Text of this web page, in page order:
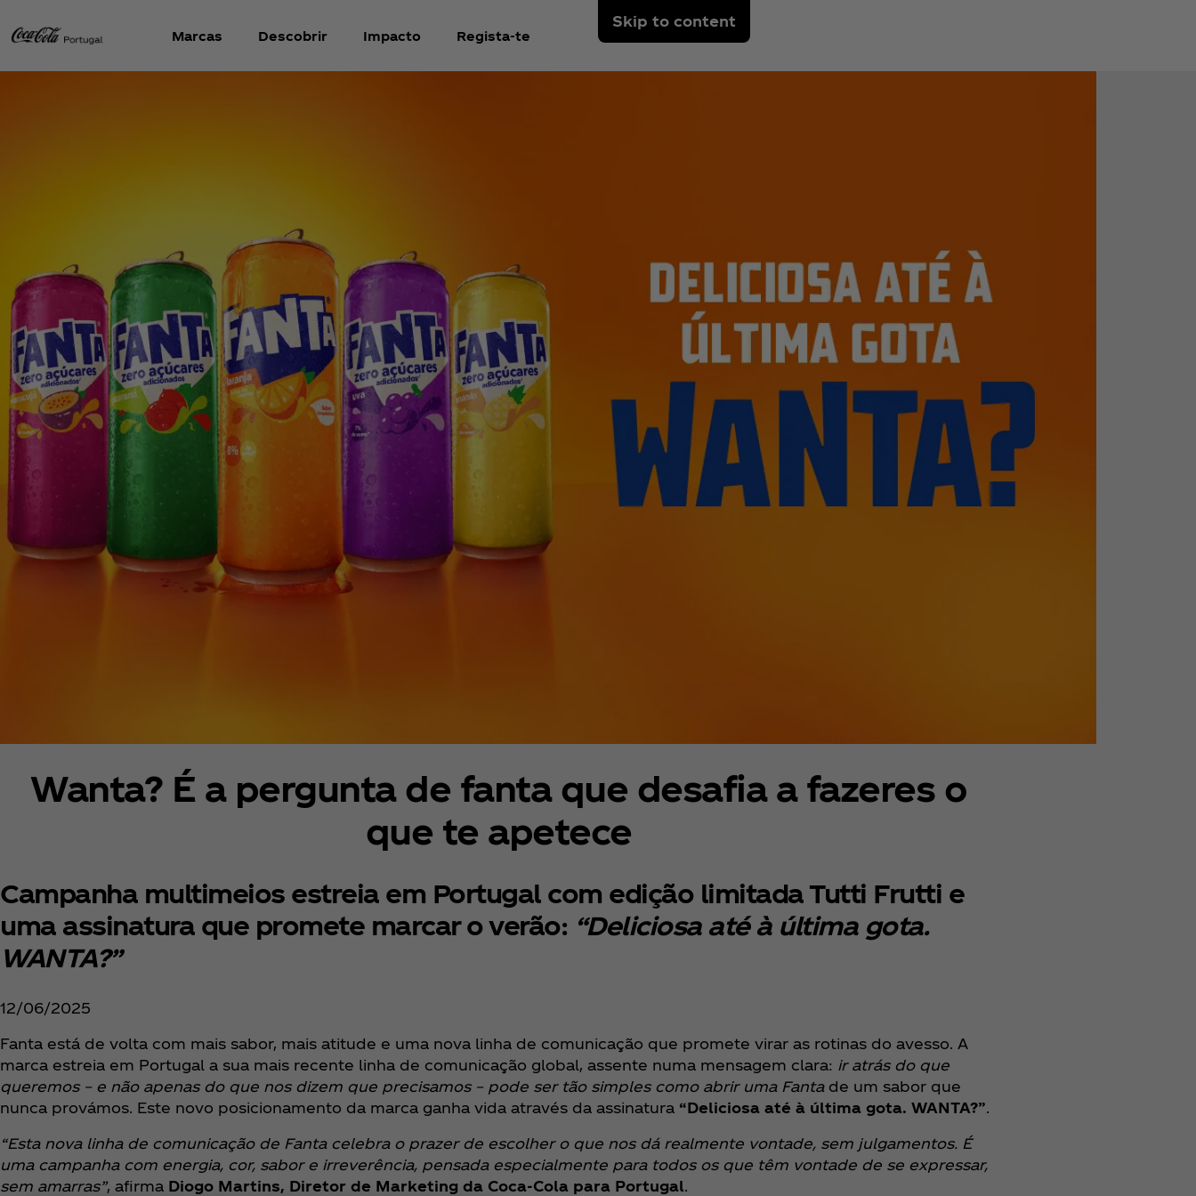
Skip to content
Marcas Descobrir Impacto Regista-te
Wanta? É a pergunta de fanta que desafia a fazeres o
que te apetece
Campanha multimeios estreia em Portugal com edição limitada Tutti Frutti e
uma assinatura que promete marcar o verão: “Deliciosa até à última gota.
WANTA?”
12/06/2025
Fanta está de volta com mais sabor, mais atitude e uma nova linha de comunicação que promete virar as rotinas do avesso. A
marca estreia em Portugal a sua mais recente linha de comunicação global, assente numa mensagem clara: ir atrás do que
queremos – e não apenas do que nos dizem que precisamos – pode ser tão simples como abrir uma Fanta de um sabor que
nunca provámos. Este novo posicionamento da marca ganha vida através da assinatura “Deliciosa até à última gota. WANTA?”.
“Esta nova linha de comunicação de Fanta celebra o prazer de escolher o que nos dá realmente vontade, sem julgamentos. É
uma campanha com energia, cor, sabor e irreverência, pensada especialmente para todos os que têm vontade de se expressar,
sem amarras”, afirma Diogo Martins, Diretor de Marketing da Coca‑Cola para Portugal.